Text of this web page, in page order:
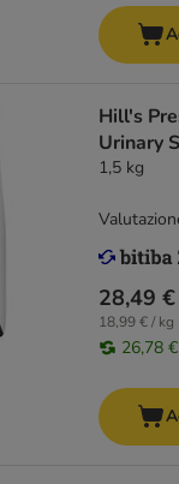
Hill's
Urinary
1,5 kg
28,49 €
18,99 € / kg
26,78 €